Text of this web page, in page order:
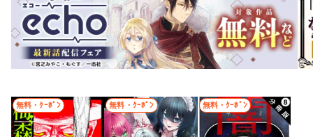
無料・ｸｰﾎﾟﾝ 無料・ｸｰﾎﾟﾝ 無料・ｸｰﾎﾟﾝ